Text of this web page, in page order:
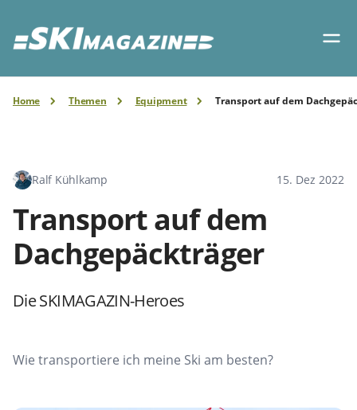
Home Themen Equipment Transport auf dem
Ralf Kühlkamp 15. Dez 2022
Transport auf dem
Dachgepäckträger
Die SKIMAGAZIN-Heroes
Wie transportiere ich meine Ski am besten?